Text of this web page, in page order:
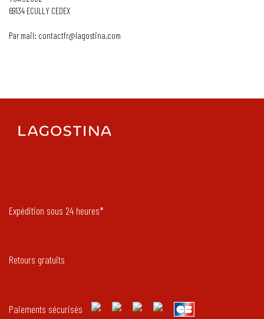
69134 ECULLY CEDEX
Par mail: contactfr@lagostina.com
Expédition sous 24 heures*
Retours gratuits
Paiements sécurisés